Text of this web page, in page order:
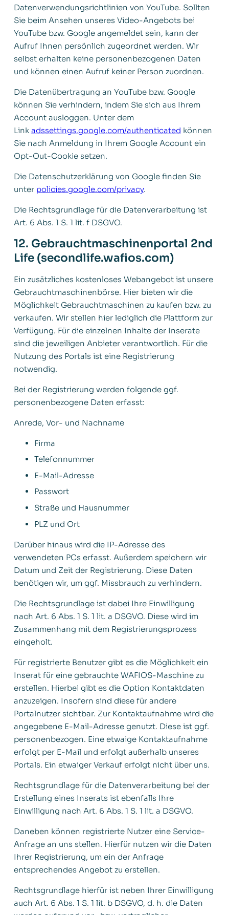
Datenverwendungsrichtlinien von YouTube. Sollten
Sie beim Ansehen unseres Video-Angebots bei
YouTube bzw. Google angemeldet sein, kann der
Aufruf Ihnen persönlich zugeordnet werden. Wir
selbst erhalten keine personenbezogenen Daten
und können einen Aufruf keiner Person zuordnen.
Die Datenübertragung an YouTube bzw. Google
können Sie verhindern, indem Sie sich aus Ihrem
Account ausloggen. Unter dem
Link adssettings.google.com/authenticated können
Sie nach Anmeldung in Ihrem Google Account ein
Opt-Out-Cookie setzen.
Die Datenschutzerklärung von Google finden Sie
unter policies.google.com/privacy.
Die Rechtsgrundlage für die Datenverarbeitung ist
Art. 6 Abs. 1 S. 1 lit. f DSGVO.
12. Gebrauchtmaschinenportal 2nd
Life (secondlife.wafios.com)
Ein zusätzliches kostenloses Webangebot ist unsere
Gebrauchtmaschinenbörse. Hier bieten wir die
Möglichkeit Gebrauchtmaschinen zu kaufen bzw. zu
verkaufen. Wir stellen hier lediglich die Plattform zur
Verfügung. Für die einzelnen Inhalte der Inserate
sind die jeweiligen Anbieter verantwortlich. Für die
Nutzung des Portals ist eine Registrierung
notwendig.
Bei der Registrierung werden folgende ggf.
personenbezogene Daten erfasst:
Anrede, Vor- und Nachname
Firma
Telefonnummer
E-Mail-Adresse
Passwort
Straße und Hausnummer
PLZ und Ort
Darüber hinaus wird die IP-Adresse des
verwendeten PCs erfasst. Außerdem speichern wir
Datum und Zeit der Registrierung. Diese Daten
benötigen wir, um ggf. Missbrauch zu verhindern.
Die Rechtsgrundlage ist dabei Ihre Einwilligung
nach Art. 6 Abs. 1 S. 1 lit. a DSGVO. Diese wird im
Zusammenhang mit dem Registrierungsprozess
eingeholt.
Für registrierte Benutzer gibt es die Möglichkeit ein
Inserat für eine gebrauchte WAFIOS-Maschine zu
erstellen. Hierbei gibt es die Option Kontaktdaten
anzuzeigen. Insofern sind diese für andere
Portalnutzer sichtbar. Zur Kontaktaufnahme wird die
angegebene E-Mail-Adresse genutzt. Diese ist ggf.
personenbezogen. Eine etwaige Kontaktaufnahme
erfolgt per E-Mail und erfolgt außerhalb unseres
Portals. Ein etwaiger Verkauf erfolgt nicht über uns.
Rechtsgrundlage für die Datenverarbeitung bei der
Erstellung eines Inserats ist ebenfalls Ihre
Einwilligung nach Art. 6 Abs. 1 S. 1 lit. a DSGVO.
Daneben können registrierte Nutzer eine Service-
Anfrage an uns stellen. Hierfür nutzen wir die Daten
Ihrer Registrierung, um ein der Anfrage
entsprechendes Angebot zu erstellen.
Rechtsgrundlage hierfür ist neben Ihrer Einwilligung
auch Art. 6 Abs. 1 S. 1 lit. b DSGVO, d. h. die Daten